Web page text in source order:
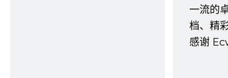
一流的
档、精
感谢